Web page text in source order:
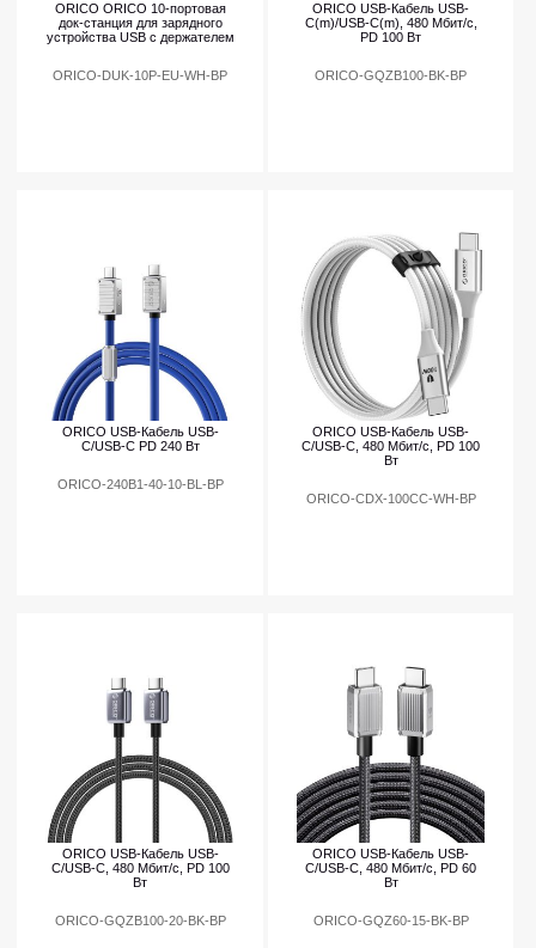
ORICO ORICO 10-портовая
док-станция для зарядного
устройства USB с держателем
ORICO-DUK-10P-EU-WH-BP
ORICO USB-Кабель USB-
C(m)/USB-C(m), 480 Мбит/с,
PD 100 Вт
ORICO-GQZB100-BK-BP
ORICO USB-Кабель USB-
C/USB-C PD 240 Вт
ORICO-240B1-40-10-BL-BP
ORICO USB-Кабель USB-
C/USB-C, 480 Мбит/с, PD 100
Вт
ORICO-CDX-100CC-WH-BP
ORICO USB-Кабель USB-
C/USB-C, 480 Мбит/с, PD 100
Вт
ORICO-GQZB100-20-BK-BP
ORICO USB-Кабель USB-
C/USB-C, 480 Мбит/с, PD 60
Вт
ORICO-GQZ60-15-BK-BP